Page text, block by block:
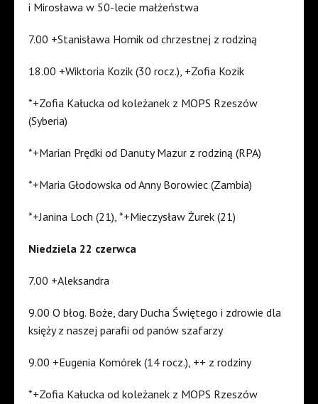
i Mirosława w 50-lecie małżeństwa
7.00 +Stanisława Homik od chrzestnej z rodziną
18.00 +Wiktoria Kozik (30 rocz.), +Zofia Kozik
*+Zofia Kałucka od koleżanek z MOPS Rzeszów
(Syberia)
*+Marian Prędki od Danuty Mazur z rodziną (RPA)
*+Maria Głodowska od Anny Borowiec (Zambia)
*+Janina Loch (21), *+Mieczysław Żurek (21)
Niedziela 22 czerwca
7.00 +Aleksandra
9.00 O błog. Boże, dary Ducha Świętego i zdrowie dla
księży z naszej parafii od panów szafarzy
9.00 +Eugenia Komórek (14 rocz.), ++ z rodziny
*+Zofia Kałucka od koleżanek z MOPS Rzeszów